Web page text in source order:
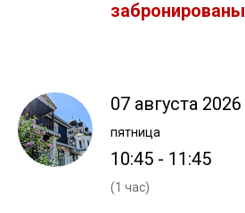
забронированы
07 августа 2026
пятница
10:45 - 11:45
(1 час)